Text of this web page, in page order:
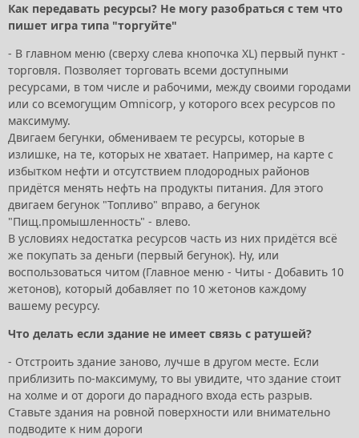
Как передавать ресурсы? Не могу разобраться с тем что
пишет игра типа "торгуйте"
- В главном меню (сверху слева кнопочка XL) первый пункт -
торговля. Позволяет торговать всеми доступными
ресурсами, в том числе и рабочими, между своими городами
или со всемогущим Omnicorp, у которого всех ресурсов по
максимуму.
Двигаем бегунки, обмениваем те ресурсы, которые в
излишке, на те, которых не хватает. Например, на карте с
избытком нефти и отсутствием плодородных районов
придётся менять нефть на продукты питания. Для этого
двигаем бегунок "Топливо" вправо, а бегунок
"Пищ.промышленность" - влево.
В условиях недостатка ресурсов часть из них придётся всё
же покупать за деньги (первый бегунок). Ну, или
воспользоваться читом (Главное меню - Читы - Добавить 10
жетонов), который добавляет по 10 жетонов каждому
вашему ресурсу.
Что делать если здание не имеет связь с ратушей?
- Отстроить здание заново, лучше в другом месте. Если
приблизить по-максимуму, то вы увидите, что здание стоит
на холме и от дороги до парадного входа есть разрыв.
Ставьте здания на ровной поверхности или внимательно
подводите к ним дороги